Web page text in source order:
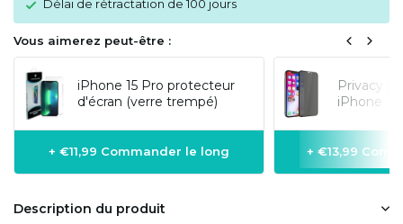
Délai de rétractation de 100 jours
Vous aimerez peut-être :
iPhone 15 Pro protecteur
d'écran (verre trempé)
+ €11,99 Commander le long
Privacy
iPhone 15
+ €13,99
Description du produit